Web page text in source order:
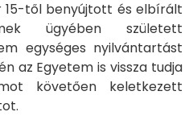
15-től benyújtott és elbírált
ügyében született
egységes nyilvántartást
az Egyetem is vissza tudja
követően keletkezett